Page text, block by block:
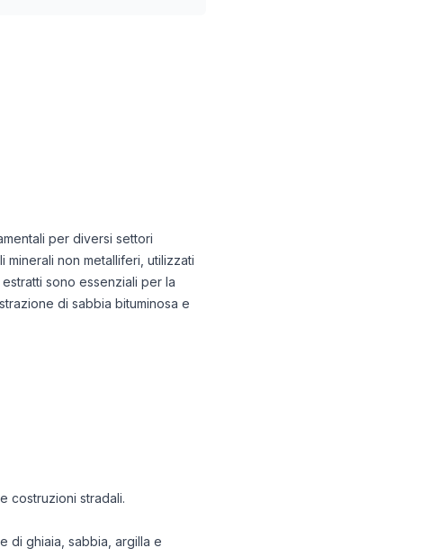
per diversi settori
non metalliferi, utilizzati
sono essenziali per la
di sabbia bituminosa e
costruzioni stradali.
di ghiaia, sabbia, argilla e